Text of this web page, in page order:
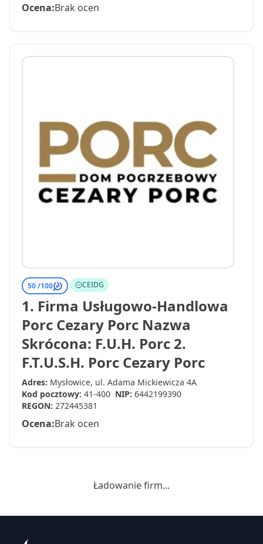
Ocena:Brak ocen
50 /100 CEIDG
1. Firma Usługowo-Handlowa
Porc Cezary Porc Nazwa
Skrócona: F.U.H. Porc 2.
F.T.U.S.H. Porc Cezary Porc
Adres: Mysłowice, ul. Adama Mickiewicza 4A
Kod pocztowy: 41-400 NIP: 6442199390
REGON: 272445381
Ocena:Brak ocen
Ładowanie firm...